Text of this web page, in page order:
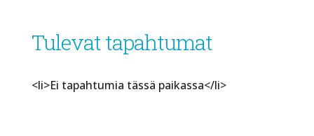
Tulevat tapahtumat
<li>Ei tapahtumia tässä paikassa</li>